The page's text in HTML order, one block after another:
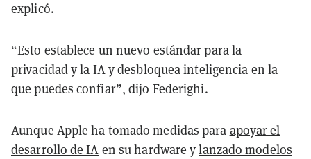
explicó.
“Esto establece un nuevo estándar para la
privacidad y la IA y desbloquea inteligencia en la
que puedes confiar”, dijo Federighi.
Aunque Apple ha tomado medidas para apoyar el
desarrollo de IA en su hardware ylanzado modelos